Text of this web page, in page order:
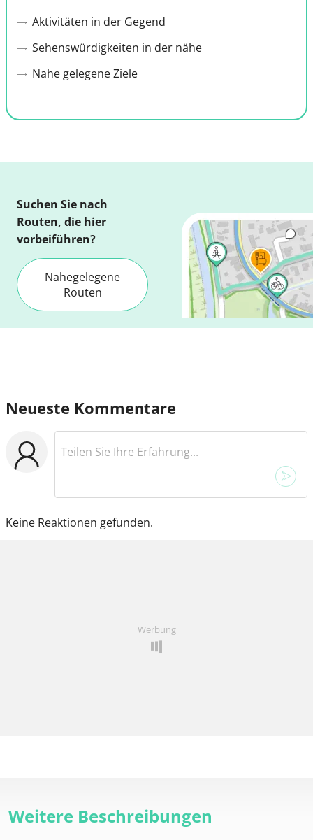
Aktivitäten in der Gegend
Sehenswürdigkeiten in der nähe
Nahe gelegene Ziele
Suchen Sie nach
Routen, die hier
vorbeiführen?
Nahegelegene
Routen
Neueste Kommentare
Keine Reaktionen gefunden.
Werbung
Weitere Beschreibungen